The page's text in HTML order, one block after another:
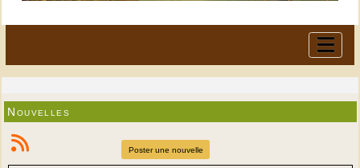
Nouvelles
Poster une nouvelle